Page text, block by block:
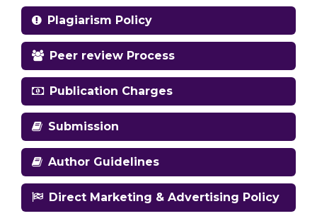
Plagiarism Policy
Peer review Process
Publication Charges
Submission
Author Guidelines
Direct Marketing & Advertising Policy